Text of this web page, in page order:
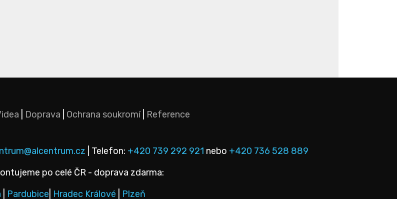
Doprava Ochrana soukromí| Reference
| Telefon: +420 739 292 921 nebo +420 736 528 889
po celé ČR - doprava zdarma:
Pardubice Hradec Králové Plzeň